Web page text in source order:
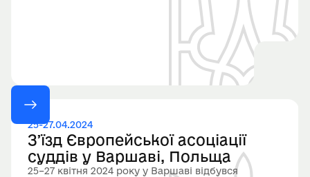
25-27.04.2024
Зʼїзд Європейської асоціації
суддів у Варшаві, Польща
25–27 квітня 2024 року у Варшаві відбувся